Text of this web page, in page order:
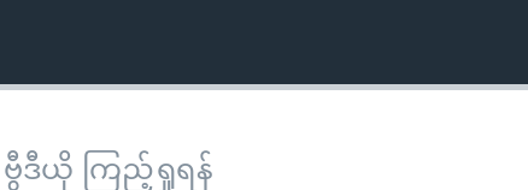
ဗွီဒီယို ကြည့်ရှုရန်